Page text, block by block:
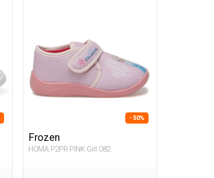
- 50%
Frozen
HOMA.P2PR PINK Girl 082